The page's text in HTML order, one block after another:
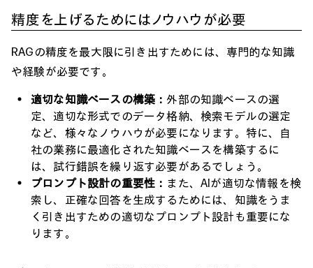
精度を上げるためにはノウハウが必要
RAGの精度を最大限に引き出すためには、専門的な知識
や経験が必要です。
適切な知識ベースの構築： 外部の知識ベースの選
定、適切な形式でのデータ格納、検索モデルの選定
など、様々なノウハウが必要になります。特に、自
社の業務に最適化された知識ベースを構築するに
は、試行錯誤を繰り返す必要があるでしょう。
プロンプト設計の重要性： また、AIが適切な情報を検
索し、正確な回答を生成するためには、知識をうま
く引き出すための適切なプロンプト設計も重要にな
ります。